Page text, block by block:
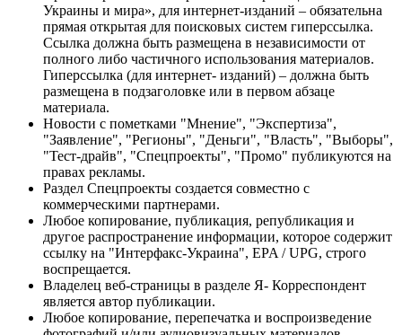
Украины и мира», для интернет-изданий – обязательна
прямая открытая для поисковых систем гиперссылка.
Ссылка должна быть размещена в независимости от
полного либо частичного использования материалов.
Гиперссылка (для интернет- изданий) – должна быть
размещена в подзаголовке или в первом абзаце
материала.
Новости с пометками "Мнение", "Экспертиза",
"Заявление", "Регионы", "Деньги", "Власть", "Выборы",
"Тест-драйв", "Спецпроекты", "Промо" публикуются на
правах рекламы.
Раздел Спецпроекты создается совместно с
коммерческими партнерами.
Любое копирование, публикация, републикация и
другое распространение информации, которое содержит
ссылку на "Интерфакс-Украина", EPA / UPG, строго
воспрещается.
Владелец веб-страницы в разделе Я- Корреспондент
является автор публикации.
Любое копирование, перепечатка и воспроизведение